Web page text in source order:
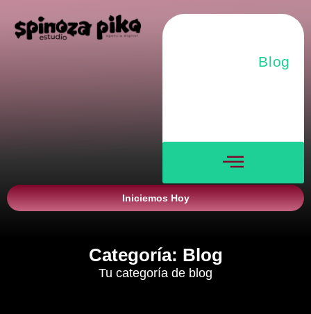
Blog
Iniciemos Hoy
Categoría: Blog
Tu categoría de blog